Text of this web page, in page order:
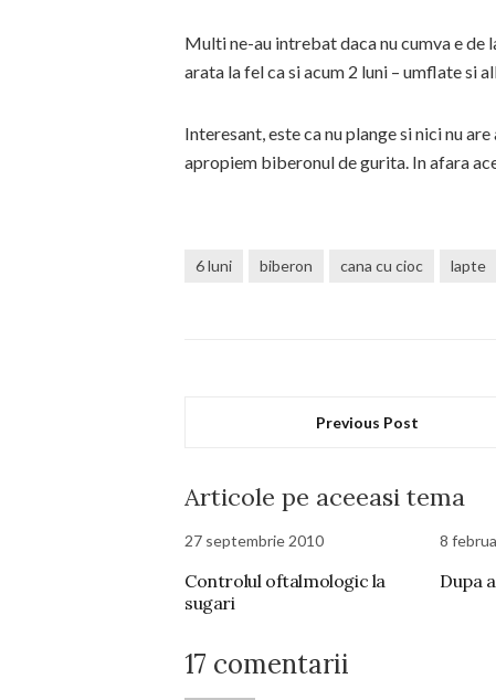
Multi ne-au intrebat daca nu cumva e de
arata la fel ca si acum 2 luni – umflate si
Interesant, este ca nu plange si nici nu
apropiem biberonul de gurita. In afara
6 luni biberon cana cu cioc lapte
Previous Post
Articole pe aceeasi tema
27 septembrie 2010
Controlul oftalmologic la
sugari
8
Dupa
17 comentarii